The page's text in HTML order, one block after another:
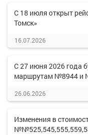
С 18 июля открыт
Томск»
16.07.2026
С 27 июня 2026 года
маршрутам №8944 и
26.06.2026
Изменения в